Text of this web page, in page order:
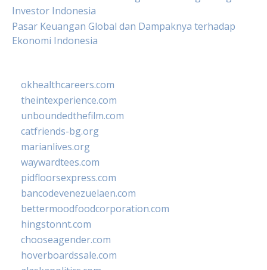
Investor Indonesia
Pasar Keuangan Global dan Dampaknya terhadap
Ekonomi Indonesia
okhealthcareers.com
theintexperience.com
unboundedthefilm.com
catfriends-bg.org
marianlives.org
waywardtees.com
pidfloorsexpress.com
bancodevenezuelaen.com
bettermoodfoodcorporation.com
hingstonnt.com
chooseagender.com
hoverboardssale.com